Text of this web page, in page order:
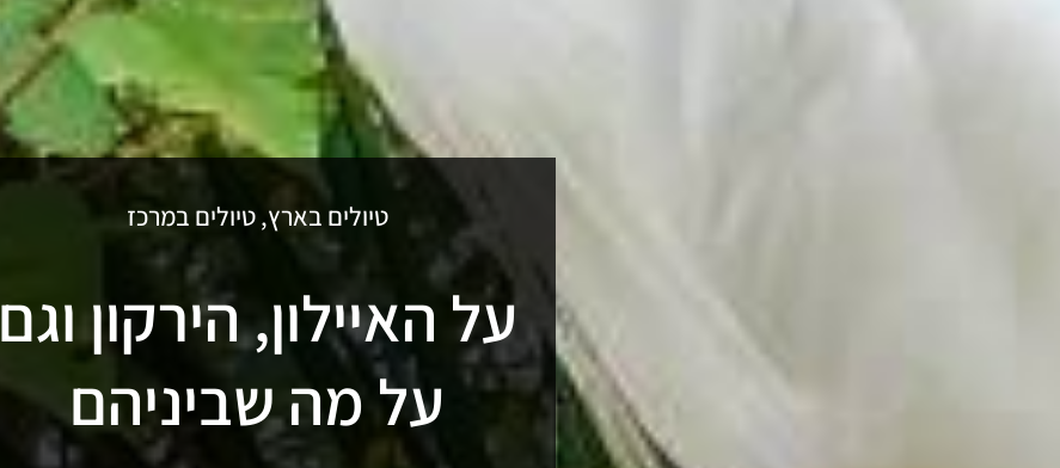
טיולים בארץ,טיולים במרכז
על האיילון, הירקון וגם
על מה שביניהם